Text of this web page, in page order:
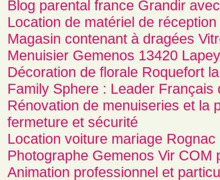
Blog parental france Grandir
Location de matériel de
Magasin contenant à dragées
Menuisier Gemenos 13420
Décoration de florale Roquefort
Family Sphere : Leader
Rénovation de menuiseries et la
fermeture et sécurité
Location voiture mariage
Photographe Gemenos Vir COM
Animation professionnel et